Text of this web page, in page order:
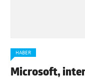
HABER
Microsoft,